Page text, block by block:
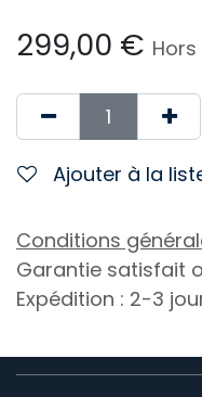
299,00 €
Ajouter à la
Conditions
Garantie satisfait
Expédition : 2-3